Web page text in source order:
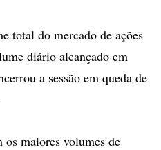
total do mercado de ações
diário alcançado em
a sessão em queda de
maiores volumes de